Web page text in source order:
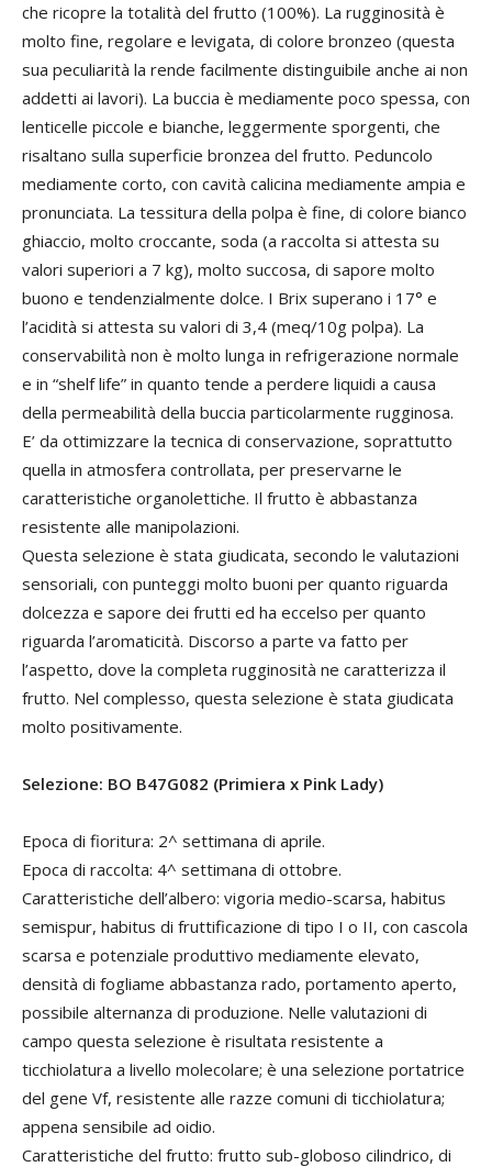
che ricopre la totalità del frutto (100%). La rugginosità è
molto fine, regolare e levigata, di colore bronzeo (questa
sua peculiarità la rende facilmente distinguibile anche ai non
addetti ai lavori). La buccia è mediamente poco spessa, con
lenticelle piccole e bianche, leggermente sporgenti, che
risaltano sulla superficie bronzea del frutto. Peduncolo
mediamente corto, con cavità calicina mediamente ampia e
pronunciata. La tessitura della polpa è fine, di colore bianco
ghiaccio, molto croccante, soda (a raccolta si attesta su
valori superiori a 7 kg), molto succosa, di sapore molto
buono e tendenzialmente dolce. I Brix superano i 17° e
l’acidità si attesta su valori di 3,4 (meq/10g polpa). La
conservabilità non è molto lunga in refrigerazione normale
e in “shelf life” in quanto tende a perdere liquidi a causa
della permeabilità della buccia particolarmente rugginosa.
E’ da ottimizzare la tecnica di conservazione, soprattutto
quella in atmosfera controllata, per preservarne le
caratteristiche organolettiche. Il frutto è abbastanza
resistente alle manipolazioni.
Questa selezione è stata giudicata, secondo le valutazioni
sensoriali, con punteggi molto buoni per quanto riguarda
dolcezza e sapore dei frutti ed ha eccelso per quanto
riguarda l’aromaticità. Discorso a parte va fatto per
l’aspetto, dove la completa rugginosità ne caratterizza il
frutto. Nel complesso, questa selezione è stata giudicata
molto positivamente.
Selezione: BO B47G082 (Primiera x Pink Lady)
Epoca di fioritura: 2^ settimana di aprile.
Epoca di raccolta: 4^ settimana di ottobre.
Caratteristiche dell’albero: vigoria medio-scarsa, habitus
semispur, habitus di fruttificazione di tipo I o II, con cascola
scarsa e potenziale produttivo mediamente elevato,
densità di fogliame abbastanza rado, portamento aperto,
possibile alternanza di produzione. Nelle valutazioni di
campo questa selezione è risultata resistente a
ticchiolatura a livello molecolare; è una selezione portatrice
del gene Vf, resistente alle razze comuni di ticchiolatura;
appena sensibile ad oidio.
Caratteristiche del frutto: frutto sub-globoso cilindrico, di